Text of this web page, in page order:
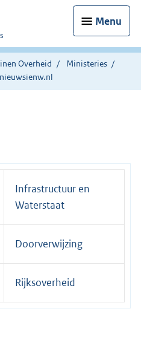
Menu
Overheid
Ministeries
nieuwsienw.nl
Infrastructuur en
Waterstaat
Doorverwijzing
Rijksoverheid